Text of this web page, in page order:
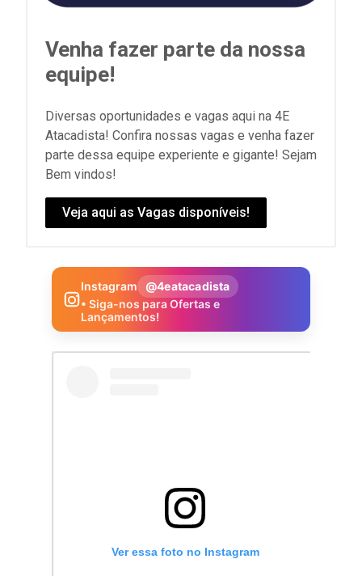
Venha fazer parte da nossa
equipe!
Diversas oportunidades e vagas aqui na 4E
Atacadista! Confira nossas vagas e venha fazer
parte dessa equipe experiente e gigante! Sejam
Bem vindos!
Veja aqui as Vagas disponíveis!
Instagram
@4eatacadista
• Siga-nos para Ofertas e
Lançamentos!
Ver essa foto no Instagram